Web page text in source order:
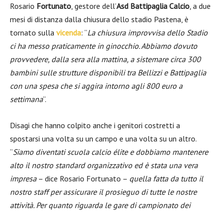
Rosario Fortunato, gestore dell’Asd Battipaglia Calcio, a due
mesi di distanza dalla chiusura dello stadio Pastena, è
tornato sulla vicenda: “La chiusura improvvisa dello Stadio
ci ha messo praticamente in ginocchio. Abbiamo dovuto
provvedere, dalla sera alla mattina, a sistemare circa 300
bambini sulle strutture disponibili tra Bellizzi e Battipaglia
con una spesa che si aggira intorno agli 800 euro a
settimana“.
Disagi che hanno colpito anche i genitori costretti a
spostarsi una volta su un campo e una volta su un altro.
“Siamo diventati scuola calcio élite e dobbiamo mantenere
alto il nostro standard organizzativo ed è stata una vera
impresa– dice Rosario Fortunato – quella fatta da tutto il
nostro staff per assicurare il prosieguo di tutte le nostre
attività. Per quanto riguarda le gare di campionato dei